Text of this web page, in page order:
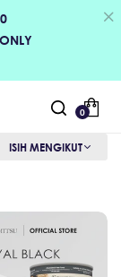
0
ISIH MENGIKUT